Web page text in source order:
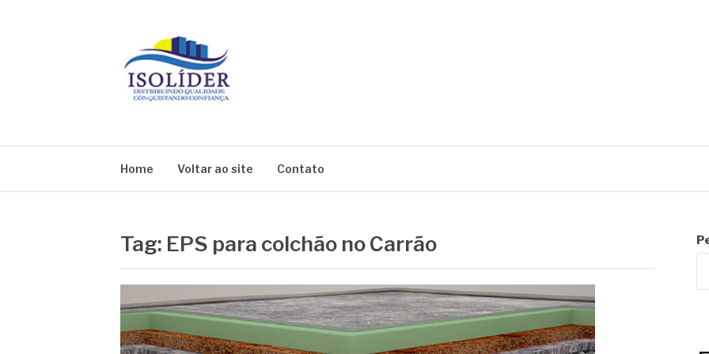
Home Voltar ao site Contato
Tag: EPS para colchão no Carrão